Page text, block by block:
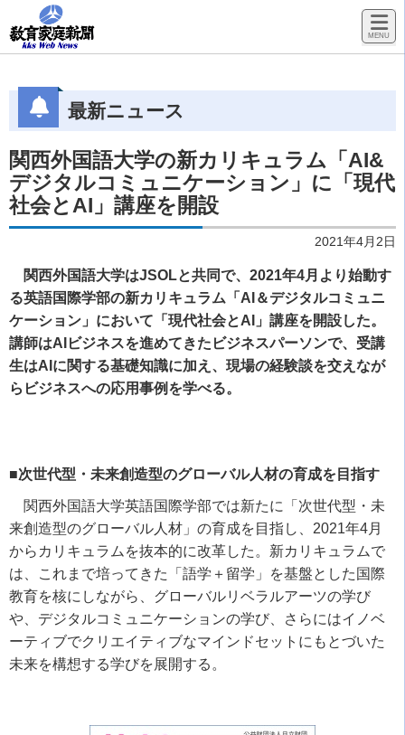
最新ニュース
関西外国語大学の新カリキュラム「AI&
デジタルコミュニケーション」に「現代
社会とAI」講座を開設
2021年4月2日
関西外国語大学はJSOLと共同で、2021年4月より始動す
る英語国際学部の新カリキュラム「AI＆デジタルコミュニ
ケーション」において「現代社会とAI」講座を開設した。
講師はAIビジネスを進めてきたビジネスパーソンで、受講
生はAIに関する基礎知識に加え、現場の経験談を交えなが
らビジネスへの応用事例を学べる。
■次世代型・未来創造型のグローバル人材の育成を目指す
関西外国語大学英語国際学部では新たに「次世代型・未
来創造型のグローバル人材」の育成を目指し、 2021年4月
からカリキュラムを抜本的に改革した。新カリキュラムで
は、これまで培ってきた「語学＋留学」を基盤とした国際
教育を核にしながら、グローバルリベラルアーツの学び
や、デジタルコミュニケーションの学び、さらにはイノベ
ーティブでクリエイティブなマインドセットにもとづいた
未来を構想する学びを展開する。